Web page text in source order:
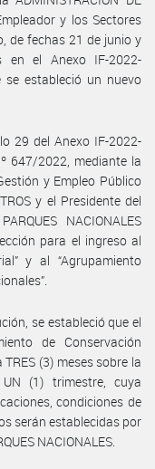
y los Sectores
de fechas 21 de junio y
el Anexo IF-2022-
se estableció un nuevo
29 del Anexo IF-2022-
647/2022, mediante la
y Empleo Público
y el Presidente del
NACIONALES
para el ingreso al
y al “Agrupamiento
se estableció que el
de Conservación
(3) meses sobre la
(1) trimestre, cuya
condiciones de
serán establecidas por
NACIONALES.